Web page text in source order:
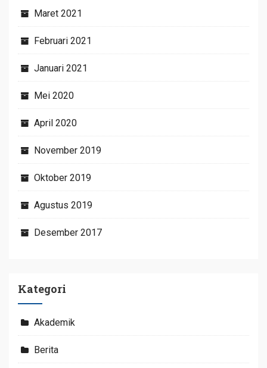
Maret 2021
Februari 2021
Januari 2021
Mei 2020
April 2020
November 2019
Oktober 2019
Agustus 2019
Desember 2017
Kategori
Akademik
Berita